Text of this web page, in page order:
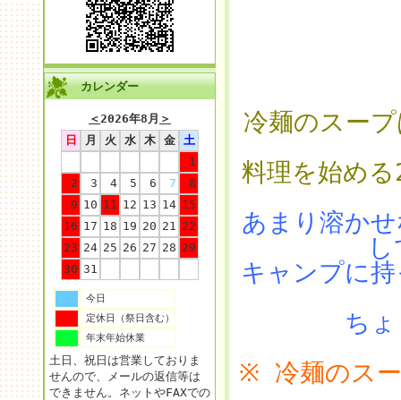
カレンダー
＜2026年8月 ＞
日
月 火 水 木 金
土
1
2
3 4 5 6 7
8
9 10 11 12 13 14 15
16 17 18 19 20 21 22
23 24 25 26 27 28 29
30 31
今日
定休日（祭日含む）
年末年始休業
土日、祝日は営業しておりま
せんので、メールの返信等は
できません。ネットやFAXでの
冷麺のスー
料理を始め
あまり溶か
キャンプに
ち
※ 冷麺のスー